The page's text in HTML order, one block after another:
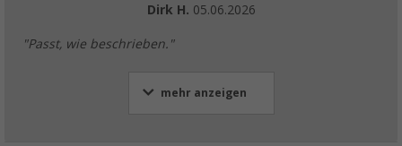
Dirk H. 05.06.2026
"Passt, wie beschrieben."
mehr anzeigen